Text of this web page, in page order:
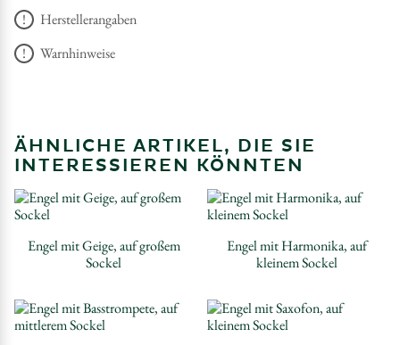
Herstellerangaben
Warnhinweise
ÄHNLICHE ARTIKEL, DIE SIE
INTERESSIEREN KÖNNTEN
Engel mit Geige, auf großem
Sockel
Engel mit Harmonika, auf
kleinem Sockel